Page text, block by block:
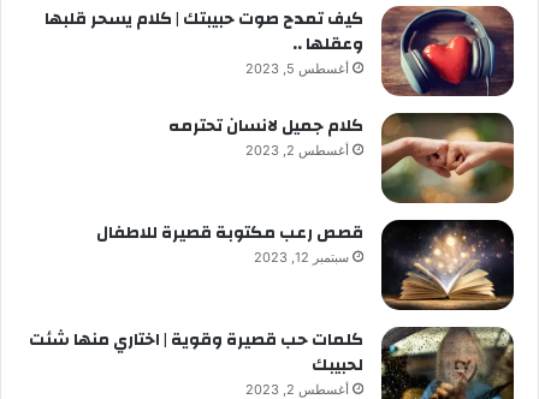
كيف تمدح صوت حبيبتك | كلام يسحر قلبها
وعقلها ..
أغسطس 5, 2023
كلام جميل لانسان تحترمه
أغسطس 2, 2023
قصص رعب مكتوبة قصيرة للاطفال
سبتمبر 12, 2023
كلمات حب قصيرة وقوية | اختاري منها شئت
لحبيبك
أغسطس 2, 2023